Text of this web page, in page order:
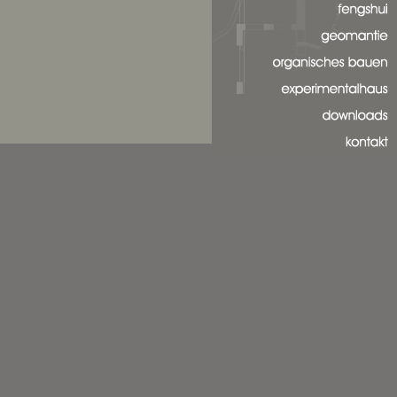
fengshui
geomantie
oranisches bauen
experimentalhaus
downloads